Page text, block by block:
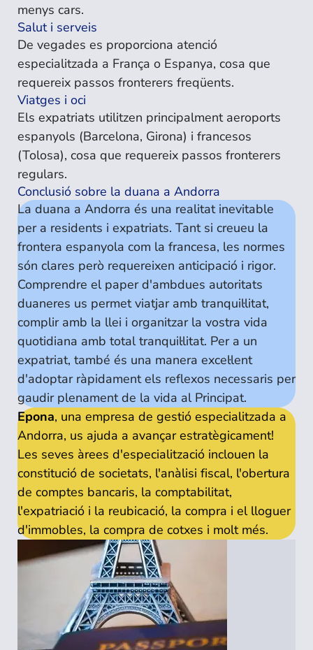
menys cars.
Salut i serveis
De vegades es proporciona atenció
especialitzada a França o Espanya, cosa que
requereix passos fronterers freqüents.
Viatges i oci
Els expatriats utilitzen principalment aeroports
espanyols (Barcelona, Girona) i francesos
(Tolosa), cosa que requereix passos fronterers
regulars.
Conclusió sobre la duana a Andorra
La duana a Andorra és una realitat inevitable
per a residents i expatriats. Tant si creueu la
frontera espanyola com la francesa, les normes
són clares però requereixen anticipació i rigor.
Comprendre el paper d'ambdues autoritats
duaneres us permet viatjar amb tranquil·litat,
complir amb la llei i organitzar la vostra vida
quotidiana amb total tranquil·litat. Per a un
expatriat, també és una manera excel·lent
d'adoptar ràpidament els reflexos necessaris per
gaudir plenament de la vida al Principat.
Epona, una empresa de gestió especialitzada a
Andorra, us ajuda a avançar estratègicament!
Les seves àrees d'especialització inclouen la
constitució de societats, l'anàlisi fiscal, l'obertura
de comptes bancaris, la comptabilitat,
l'expatriació i la reubicació, la compra i el lloguer
d'immobles, la compra de cotxes i molt més.